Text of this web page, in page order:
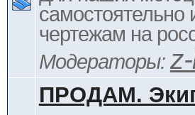
самостоятельно
чертежам на
Модераторы:
ПРОДАМ.